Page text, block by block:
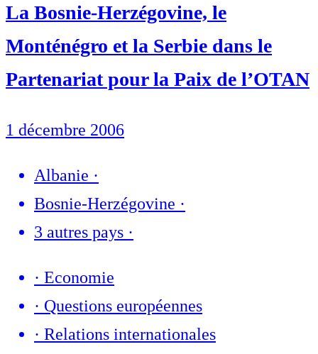
La Bosnie-Herzégovine, le
Monténégro et la Serbie dans le
Partenariat pour la Paix de l’OTAN
1 décembre 2006
Albanie ·
Bosnie-Herzégovine ·
3 autres pays ·
· Economie
· Questions européennes
· Relations internationales